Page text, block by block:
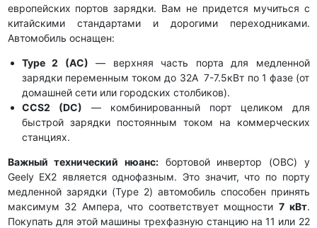
европейских портов зарядки. Вам не придется мучиться с
китайскими стандартами и дорогими переходниками.
Автомобиль оснащен:
Type 2 (AC) — верхняя часть порта для медленной
зарядки переменным током до 32А 7-7.5кВт по 1 фазе (от
домашней сети или городских столбиков).
CCS2 (DC) — комбинированный порт целиком для
быстрой зарядки постоянным током на коммерческих
станциях.
Важный технический нюанс:бортовой инвертор (OBC) у
Geely EX2 является однофазным. Это значит, что по порту
медленной зарядки (Type 2) автомобиль способен принять
максимум 32 Ампера, что соответствует мощности 7 кВт.
Покупать для этой машины трехфазную станцию на 11 или 22